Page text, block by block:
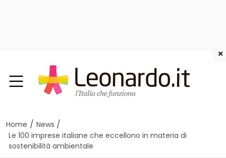
Home / News /
Le 100 imprese italiane che eccellono in materia di
sostenibilità ambientale
×